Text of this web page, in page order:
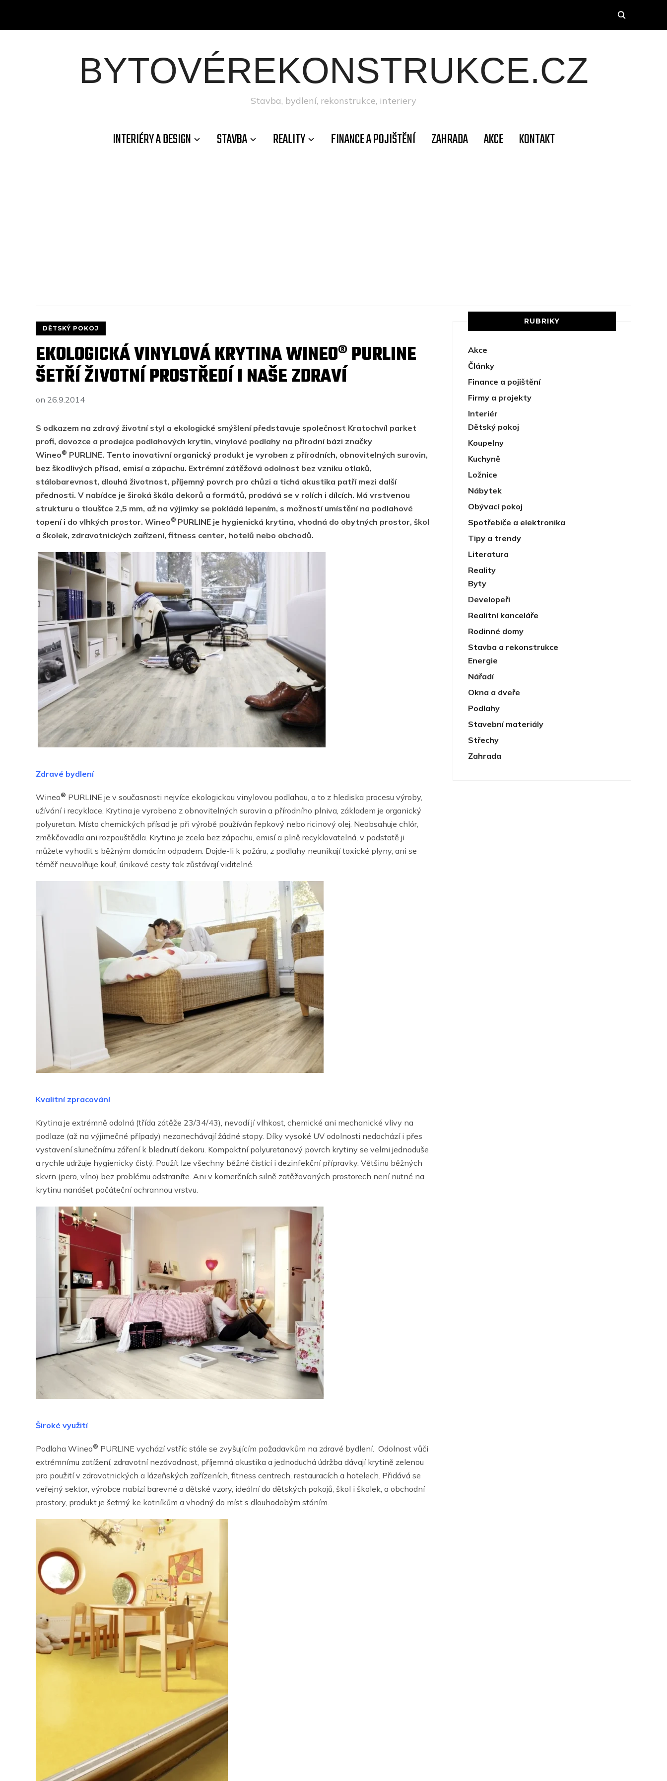
BYTOVÉREKONSTRUKCE.CZ
Stavba, bydlení, rekonstrukce, interiery
INTERIÉRY A DESIGN STAVBA REALITY FINANCE A POJIŠTĚNÍ ZAHRADA AKCE KONTAKT
DĚTSKÝ POKOJ
EKOLOGICKÁ VINYLOVÁ KRYTINA WINEO® PURLINE
ŠETŘÍ ŽIVOTNÍ PROSTŘEDÍ I NAŠE ZDRAVÍ
on 26.9.2014
S odkazem na zdravý životní styl a ekologické smýšlení představuje společnost Kratochvíl parket
profi, dovozce a prodejce podlahových krytin, vinylové podlahy na přírodní bázi značky
Wineo® PURLINE. Tento inovativní organický produkt je vyroben z přírodních, obnovitelných surovin,
bez škodlivých přísad, emisí a zápachu. Extrémní zátěžová odolnost bez vzniku otlaků,
stálobarevnost, dlouhá životnost, příjemný povrch pro chůzi a tichá akustika patří mezi další
přednosti. V nabídce je široká škála dekorů a formátů, prodává se v rolích i dílcích. Má vrstvenou
strukturu o tloušťce 2,5 mm, až na výjimky se pokládá lepením, s možností umístění na podlahové
topení i do vlhkých prostor. Wineo® PURLINE je hygienická krytina, vhodná do obytných prostor, škol
a školek, zdravotnických zařízení, fitness center, hotelů nebo obchodů.
Zdravé bydlení
Wineo® PURLINE je v současnosti nejvíce ekologickou vinylovou podlahou, a to z hlediska procesu výroby,
užívání i recyklace. Krytina je vyrobena z obnovitelných surovin a přírodního plniva, základem je organický
polyuretan. Místo chemických přísad je při výrobě používán řepkový nebo ricinový olej. Neobsahuje chlór,
změkčovadla ani rozpouštědla. Krytina je zcela bez zápachu, emisí a plně recyklovatelná, v podstatě ji
můžete vyhodit s běžným domácím odpadem. Dojde-li k požáru, z podlahy neunikají toxické plyny, ani se
téměř neuvolňuje kouř, únikové cesty tak zůstávají viditelné.
Kvalitní zpracování
Krytina je extrémně odolná (třída zátěže 23/34/43), nevadí jí vlhkost, chemické ani mechanické vlivy na
podlaze (až na výjimečné případy) nezanechávají žádné stopy. Díky vysoké UV odolnosti nedochází i přes
vystavení slunečnímu záření k blednutí dekoru. Kompaktní polyuretanový povrch krytiny se velmi jednoduše
a rychle udržuje hygienicky čistý. Použít lze všechny běžné čistící i dezinfekční přípravky. Většinu běžných
skvrn (pero, víno) bez problému odstraníte. Ani v komerčních silně zatěžovaných prostorech není nutné na
krytinu nanášet počáteční ochrannou vrstvu.
Široké využití
Podlaha Wineo® PURLINE vychází vstříc stále se zvyšujícím požadavkům na zdravé bydlení. Odolnost vůči
extrémnímu zatížení, zdravotní nezávadnost, příjemná akustika a jednoduchá údržba dávají krytině zelenou
pro použití v zdravotnických a lázeňských zařízeních, fitness centrech, restauracích a hotelech. Přidává se
veřejný sektor, výrobce nabízí barevné a dětské vzory, ideální do dětských pokojů, škol i školek, a obchodní
prostory, produkt je šetrný ke kotníkům a vhodný do míst s dlouhodobým stáním.
RUBRIKY
Akce
Články
Finance a pojištění
Firmy a projekty
Interiér
Dětský pokoj
Koupelny
Kuchyně
Ložnice
Nábytek
Obývací pokoj
Spotřebiče a elektronika
Tipy a trendy
Literatura
Reality
Byty
Developeři
Realitní kanceláře
Rodinné domy
Stavba a rekonstrukce
Energie
Nářadí
Okna a dveře
Podlahy
Stavební materiály
Střechy
Zahrada